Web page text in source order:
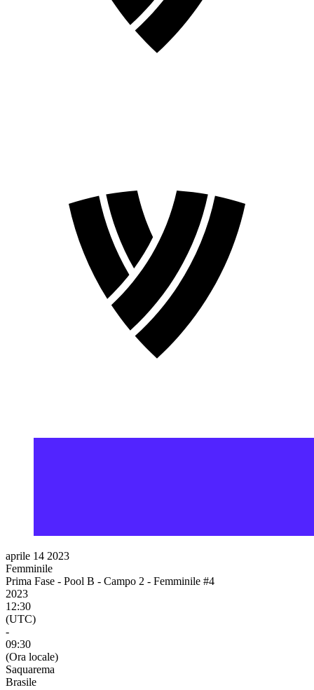
aprile 14 2023
Femminile
Prima Fase - Pool B - Campo 2 - Femminile #4
2023
12:30
(UTC)
-
09:30
(Ora locale)
Saquarema
Brasile